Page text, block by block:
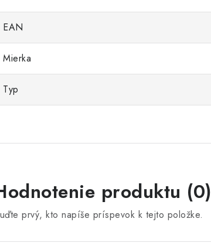
EAN
Mierka
Typ
produktu (0)
prvý, kto napíše príspevok k tejto položke.